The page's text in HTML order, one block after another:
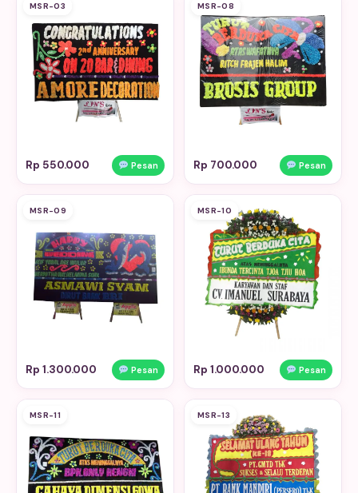
MSR-03
Rp 550.000 Pesan
MSR-08
Rp 700.000 Pesan
MSR-09
Rp 1.300.000 Pesan
MSR-10
Rp 1.000.000 Pesan
MSR-11 MSR-13